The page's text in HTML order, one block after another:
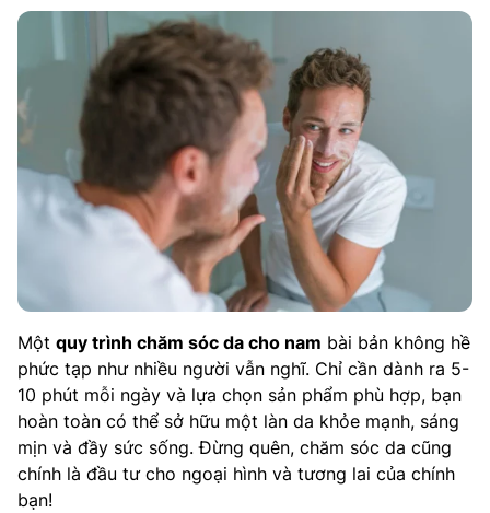
Một quy trình chăm sóc da cho nam bài bản không hề
phức tạp như nhiều người vẫn nghĩ. Chỉ cần dành ra 5-
10 phút mỗi ngày và lựa chọn sản phẩm phù hợp, bạn
hoàn toàn có thể sở hữu một làn da khỏe mạnh, sáng
mịn và đầy sức sống. Đừng quên, chăm sóc da cũng
chính là đầu tư cho ngoại hình và tương lai của chính
bạn!